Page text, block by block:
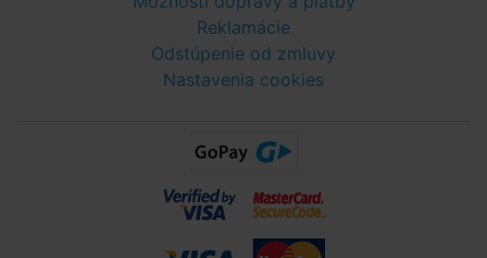
Reklamácie
Odstúpenie od zmluvy
Nastavenia cookies